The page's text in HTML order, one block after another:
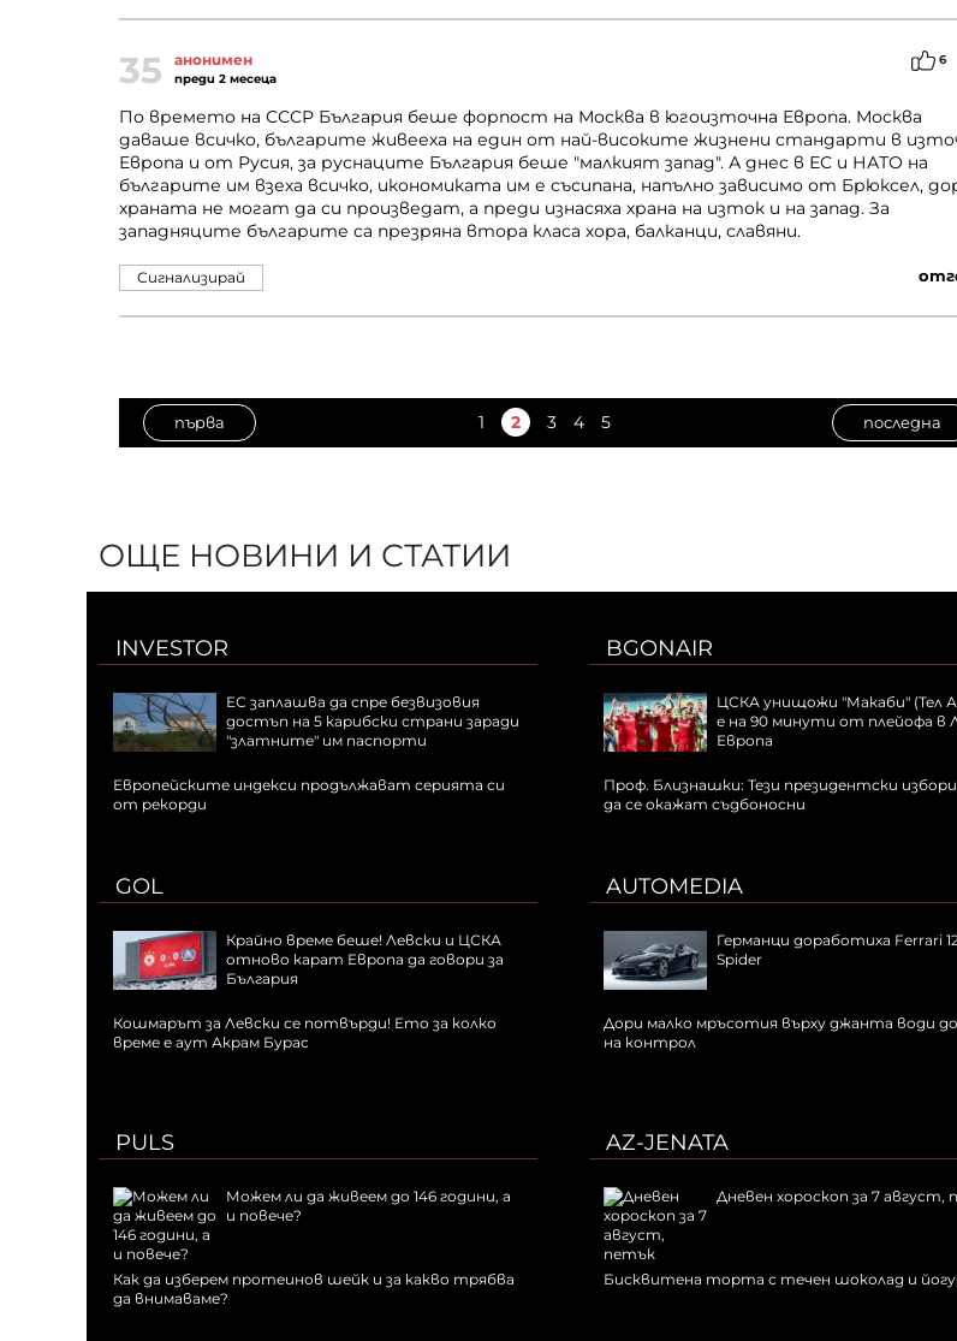
35 анонимен
преди 2 месеца
6
По времето на СССР България беше форпост на Москва в югоизточна Европа. Москва
даваше всичко, българите живееха на един от най-високите жизнени стандарти в
Европа и от Русия, за руснаците България беше "малкият запад". А днес в ЕС и НАТО на
българите им взеха всичко, икономиката им е съсипана, напълно зависимо от Брюксел,
храната не могат да си произведат, а преди изнасяха храна на изток и на запад. За
западняците българите са презряна втора класа хора, балканци, славяни.
Сигнализирай
първа 1 2 3 4 5 последна
ОЩЕ НОВИНИ И СТАТИИ
INVESTOR
ЕС заплашва да спре безвизовия
достъп на 5 карибски страни заради
"златните" им паспорти
Европейските индекси продължават серията си
от рекорди
BGONAIR
ЦСКА унищожи "Макаби" (Тел
е на 90 минути от плейофа в
Европа
Проф. Близнашки: Тези президентски
да се окажат съдбоносни
GOL
Крайно време беше! Левски и ЦСКА
отново карат Европа да говори за
България
Кошмарът за Левски се потвърди! Ето за колко
време е аут Акрам Бурас
AUTOMEDIA
Германци доработиха Ferrari
Spider
Дори малко мръсотия върху джанта води до
на контрол
PULS
Можем ли да живеем до 146 години, а
и повече?
Как да изберем протеинов шейк и за какво трябва
да внимаваме?
AZ-JENATA
Дневен хороскоп за 7 август,
Бисквитена торта с течен шоколад и